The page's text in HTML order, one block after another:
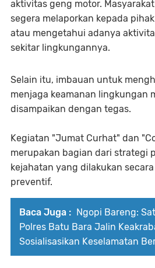
aktivitas geng motor.
segera melaporkan kepada
atau mengetahui adanya
sekitar lingkungannya.
Selain itu, imbauan untuk
menjaga keamanan lingkungan
disampaikan dengan tegas.
Kegiatan "Jumat Curhat" dan
merupakan bagian dari strategi
kejahatan yang dilakukan
preventif.
Baca Juga : Ngopi Bareng:
Polres Batu Bara Jalin
Sosialisasikan Keselamatan